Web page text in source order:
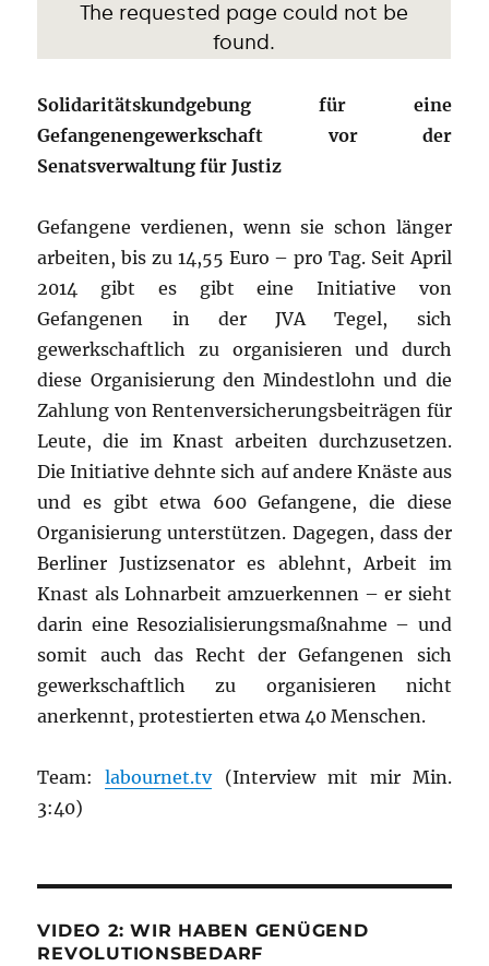
Solidaritätskundgebung für eine
Gefangenengewerkschaft vor der
Senatsverwaltung für Justiz
Gefangene verdienen, wenn sie schon länger
arbeiten, bis zu 14,55 Euro – pro Tag. Seit April
2014 gibt es gibt eine Initiative von
Gefangenen in der JVA Tegel, sich
gewerkschaftlich zu organisieren und durch
diese Organisierung den Mindestlohn und die
Zahlung von Rentenversicherungsbeiträgen für
Leute, die im Knast arbeiten durchzusetzen.
Die Initiative dehnte sich auf andere Knäste aus
und es gibt etwa 600 Gefangene, die diese
Organisierung unterstützen. Dagegen, dass der
Berliner Justizsenator es ablehnt, Arbeit im
Knast als Lohnarbeit amzuerkennen – er sieht
darin eine Resozialisierungsmaßnahme – und
somit auch das Recht der Gefangenen sich
gewerkschaftlich zu organisieren nicht
anerkennt, protestierten etwa 40 Menschen.
Team:labournet.tv(Interview mit mir Min.
3:40)
VIDEO 2: WIR HABEN GENÜGEND
REVOLUTIONSBEDARF